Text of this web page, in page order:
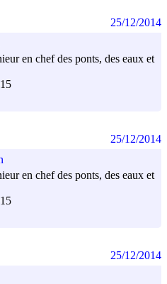
en chef des ponts, des eaux et
25/12/2014
en chef des ponts, des eaux et
25/12/2014
25/12/2014